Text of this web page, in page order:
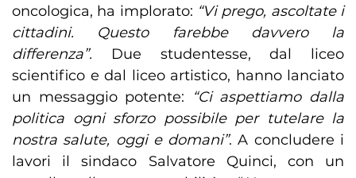
oncologica, ha implorato: “Vi prego, ascoltate i
cittadini. Questo farebbe davvero la
differenza”. Due studentesse, dal liceo
scientifico e dal liceo artistico, hanno lanciato
un messaggio potente:
“Ci aspettiamo dalla
politica ogni sforzo possibile per tutelare la
nostra salute, oggi e domani”. A concludere i
lavori il sindaco Salvatore Quinci, con un